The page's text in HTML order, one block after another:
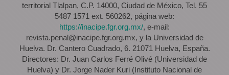
territorial Tlalpan, C.P. 14000, Ciudad de México, Tel. 55
5487 1571 ext. 560262, página web:
https://inacipe.fgr.org.mx/, e-mail:
revista.penal@inacipe.fgr.org.mx, y la Universidad de
Huelva. Dr. Cantero Cuadrado, 6. 21071 Huelva, España.
Directores: Dr. Juan Carlos Ferré Olivé (Universidad de
Huelva) y Dr. Jorge Nader Kuri (Instituto Nacional de